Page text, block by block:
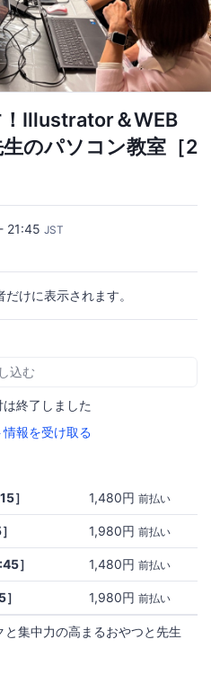
Illustrator＆WEB
のパソコン教室［2
21:45 JST
だけに表示されます。
込む
終了しました
報を受け取る
］ 1,480円 前払い
1,980円 前払い
］ 1,480円 前払い
1,980円 前払い
集中力の高まるおやつと先生